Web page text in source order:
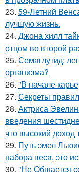
23. 59-Летний
лучшую жизнь.
24. Джона хилл
отцом во второй
25. Семаглутид:
организма?
26. "В начале
27. Секреты
28. Актриса
введения
что высокий доход
29. Путь эмел
набора веса, это
30. "Не Общается